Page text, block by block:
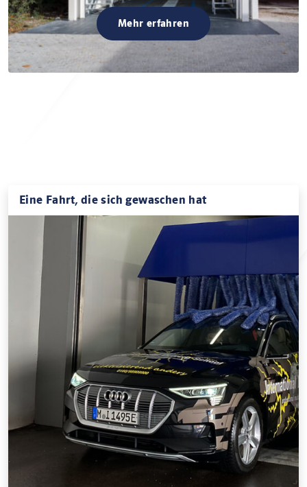
Mehr erfahren
Eine Fahrt, die sich gewaschen hat
Keine Angst vor der Waschstraße! Zwei Fahranfänger
der Internation Driving School machen für uns die
Testfahrt in der Fürstenrieder...